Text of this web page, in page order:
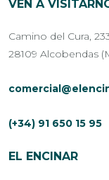
VEN A
Camino del Cura,
28109 Alcobendas
(+34) 91 650 15 95
EL ENCINAR